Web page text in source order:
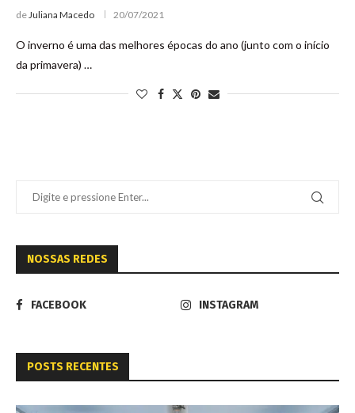
deJuliana Macedo 20/07/2021
O inverno é uma das melhores épocas do ano (junto com o início
da primavera) …
NOSSAS REDES
FACEBOOK INSTAGRAM
POSTS RECENTES